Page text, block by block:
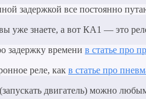
задержкой все постоянно
знаете, а вот КА1 — это реле
задержку времени в статье про
реле, как в статье про
двигатель) можно